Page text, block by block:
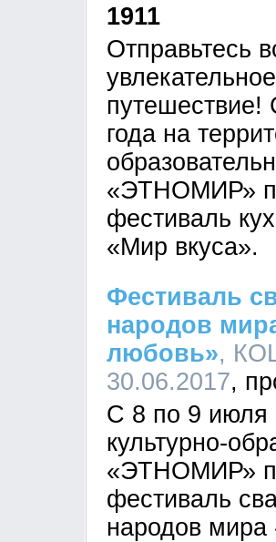
1911
Отправьтесь
года на
«ЭТНОМИР»
фестиваль
«Мир вкуса».
Фестиваль
народов
любовь»,
30.06.2017
С 8 по 9 июля
культурно-
«ЭТНОМИР»
фестиваль
народов